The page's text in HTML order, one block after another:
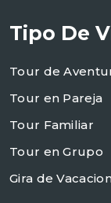
Tipo De
Tour de
Tour en Pareja
Tour Familiar
Tour en Grupo
Gira de